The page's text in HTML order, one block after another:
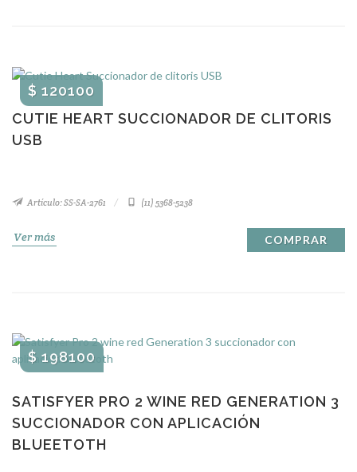
CUTIE HEART SUCCIONADOR DE CLITORIS
USB
$ 120100
Artículo: SS-SA-2761 (11) 5368-5238
Ver más COMPRAR
SATISFYER PRO 2 WINE RED GENERATION 3
SUCCIONADOR CON APLICACIÓN
BLUEETOTH
$ 198100